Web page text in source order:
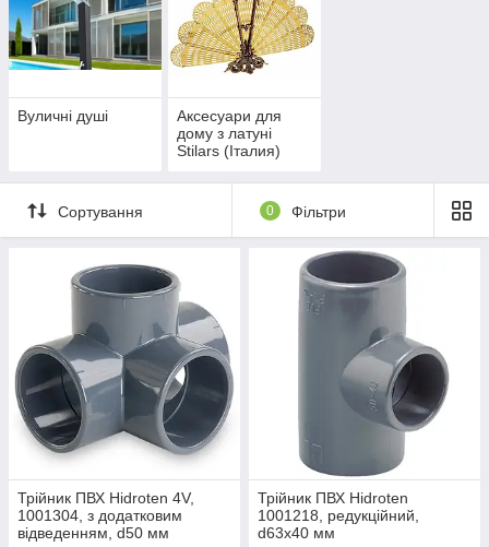
Вуличні душі
Аксесуари для
дому з латуні
Stilars (Італия)
Сортування 0 Фільтри
Трійник ПВХ Hidroten 4V,
1001304, з додатковим
відведенням, d50 мм
Трійник ПВХ Hidroten
1001218, редукційний,
d63x40 мм